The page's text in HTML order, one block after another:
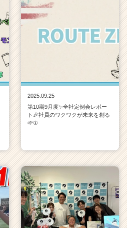
2025.09.25
第10期9月度✨全社定例会レポー
ト🎉社員のワクワクが未来を創る
🌱①